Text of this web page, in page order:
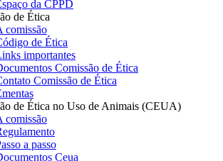
da CPPD
de Ética
comissão
de Ética
importantes
Comissão de Ética
Comissão de Ética
de Ética no Uso de Animais (CEUA)
comissão
a passo
Ceua